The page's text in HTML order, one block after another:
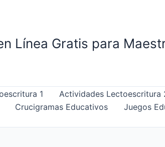
Línea Gratis para
1
Actividades Lectoescritura
Crucigramas Educativos
Juegos